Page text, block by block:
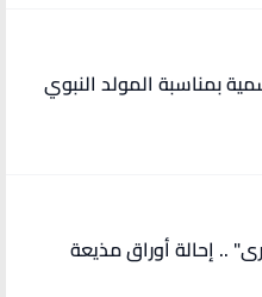
بمناسبة المولد النبوي
في قضية "المخدرات الكبرى" .. إحالة أوراق مذيعة